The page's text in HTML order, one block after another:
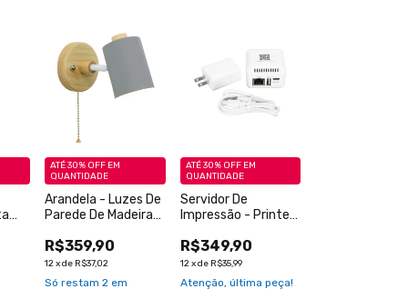
Arandela - Luzes De
Parede De Madeira
Zíper - Cor Cinza
R$359,90
12 xde R$37,02
ATÉ 30% OFF EM
QUANTIDADE
Só restam2 em
Servidor De
Impressão - Printer
Network - Branco
R$349,90
12xde R$35,99
ATÉ 30% OFF EM
QUANTIDADE
Atenção, última peça!